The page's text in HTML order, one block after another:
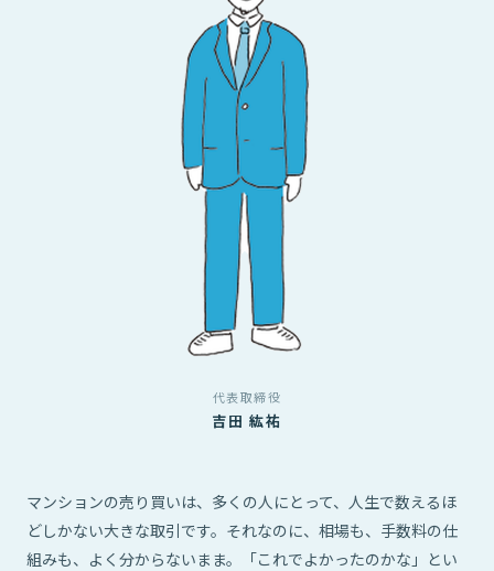
マンションの売り買いは、多くの人にとって、人生で数えるほ
どしかない大きな取引です。それなのに、相場も、手数料の仕
組みも、よく分からないまま。「これでよかったのかな」とい
代表取締役
吉田 紘祐